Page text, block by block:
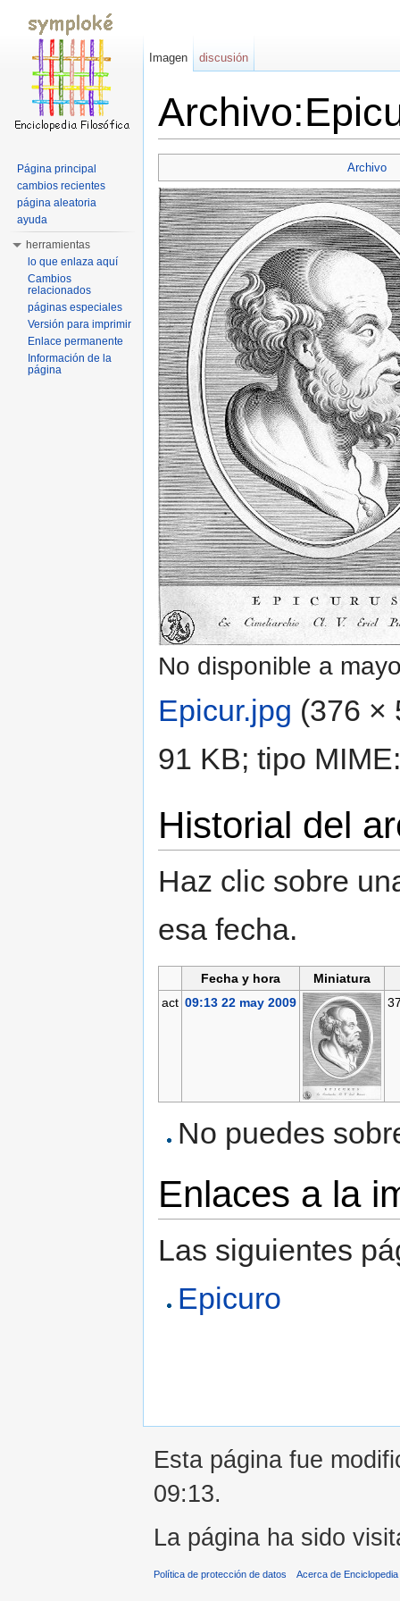
Archivo
No disponible a
Epicur.jpg (376 ×
91 KB; tipo
Historial del
Haz clic sobre
esa fecha.
Fecha y hora Miniatura
act 09:13 22 may 2009
No puedes
Enlaces a la
Las siguientes
Epicuro
Imagen discusión
Página principal
cambios recientes
página aleatoria
ayuda
herramientas
lo que enlaza aquí
Cambios
relacionados
páginas especiales
Versión para imprimir
Enlace permanente
Información de la
página
Esta página fue
09:13.
La página ha sido
Política de protección de datos Acerca de